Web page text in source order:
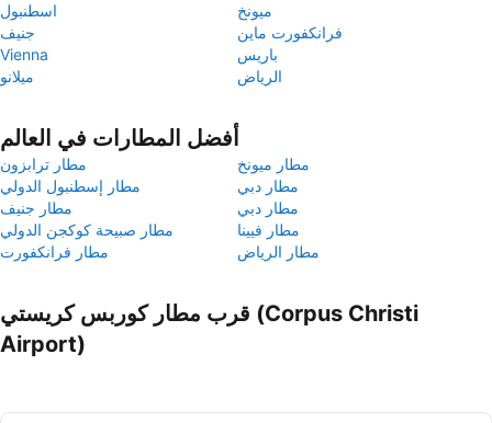
اسطنبول
ميونخ
جنيف
فرانكفورت ماين
Vienna
باريس
ميلانو
الرياض
أفضل المطارات في العالم
مطار ترابزون
مطار ميونخ
مطار إسطنبول الدولي
مطار دبي
مطار جنيف
مطار دبي
مطار صبيحة كوكجن الدولي
مطار فيينا
مطار فرانكفورت
مطار الرياض
قرب مطار كوربس كريستي (Corpus Christi
Airport)